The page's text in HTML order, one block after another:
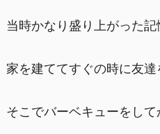
当時かなり盛り上がった記
家を建ててすぐの時に友
そこでバーベキューをして